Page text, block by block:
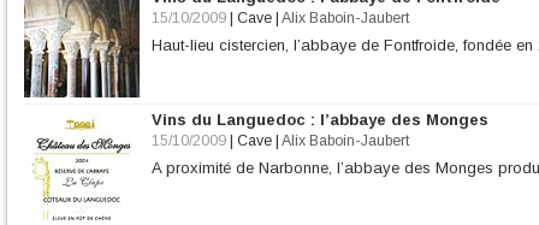
15/10/2009 Cave Alix Baboin-Jaubert
Haut-lieu cistercien, l’abbaye de Fontfroide, fondée
Vins du Languedoc : l’abbaye des Monges
15/10/2009 Cave Alix Baboin-Jaubert
A proximité de Narbonne, l’abbaye des Monges